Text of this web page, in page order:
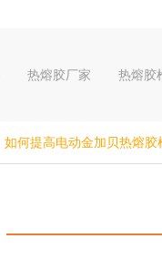
热熔胶厂家 热熔胶
如何提高电动金加贝热熔胶